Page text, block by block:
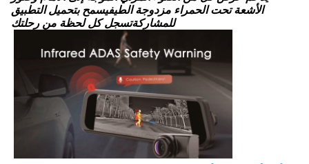
الأشعة تحت الحمراء مزدوجة الطيفيسمح بتحميل التطبيق
للمشاركةتسجل كل لحظة من رحلتك